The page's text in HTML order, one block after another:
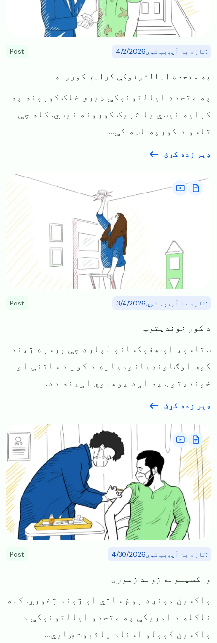
:تازه یا آپډېټ شوي4/2/2026 Post
په متحده ایالتونوکې کرایي کورونه
په متحده ایالتونوکې ډیری خلک کورونه په
کرایه نیسي یا شریک کورونه نیسي. کله چې
تاسو د کورپه لټه کې...
ډېر زده کړئ
Image
:تازه یا آپډېټ شوي3/4/2026 Post
د کور خوندیتوب
ستاسو، او هغوکسانو لپاره چې ورسره ژ،ند
کوی اوګاونډیانودپاره د کور د ساتنې او
خوندیتوب په اړه پوهاوي اړینه ده.
ډېر زده کړئ
Image
:تازه یا آپډېټ شوي4/30/2026 Post
واکسینونه ژوند ژغوري
واکسین مونږه روغ ساتي او ژوند ژغوري. ‌کله
ناکله د امریکې په متحدو ایالتونوکې د
واکسین کوولو اسناد یاثبوت ښایي...